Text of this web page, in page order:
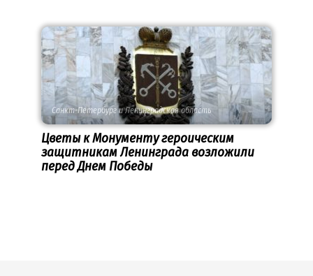
Санкт-Петербург и Ленинградская область
Цветы к Монументу героическим
защитникам Ленинграда возложили
перед Днем Победы